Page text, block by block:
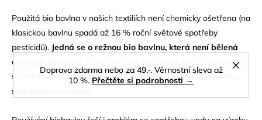
Doprava zdarma nebo za 49,-. Věrnostní sleva až
10 %. Přečtěte si podrobnosti →
Použitá bio bavlna v našich textiliích není chemicky ošetřena (na
klasickou bavlnu spadá až 16 % roční světové spotřeby
pesticidů). Jedná se o režnou bio bavlnu, která není bělená
ani nijak barvená
. Při bližším prozkoumání látky proto můžete
spatřit
tmavší částečky ve vláknech, které jsou pozůstatky
samotného bavlníku.